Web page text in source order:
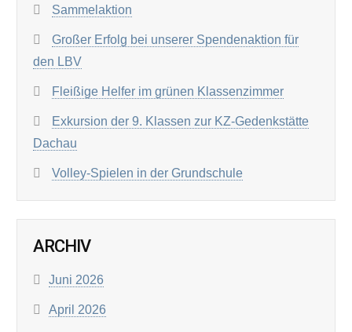
Sammelaktion
Großer Erfolg bei unserer Spendenaktion für
den LBV
Fleißige Helfer im grünen Klassenzimmer
Exkursion der 9. Klassen zur KZ-Gedenkstätte
Dachau
Volley-Spielen in der Grundschule
ARCHIV
Juni 2026
April 2026